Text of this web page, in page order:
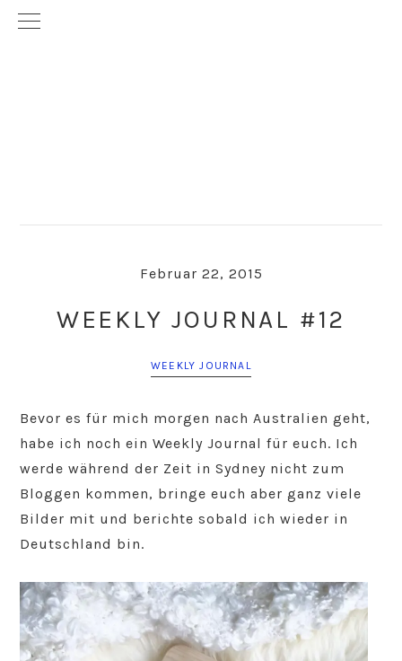
Februar 22, 2015
WEEKLY JOURNAL #12
WEEKLY JOURNAL
Bevor es für mich morgen nach Australien geht,
habe ich noch ein Weekly Journal für euch. Ich
werde während der Zeit in Sydney nicht zum
Bloggen kommen, bringe euch aber ganz viele
Bilder mit und berichte sobald ich wieder in
Deutschland bin.